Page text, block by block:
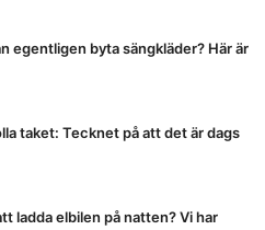
egentligen byta sängkläder? Här är
taket: Tecknet på att det är dags
ladda elbilen på natten? Vi har